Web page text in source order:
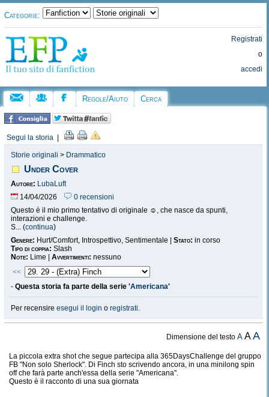
Categorie:
Registrati
o
accedi
Regole/Aiuto Cerca
Segui la storia
Storie originali > Drammatico
Under Cover
Autore: LubaLuft
14/04/2026
0 recensioni
Questo è il mio primo tentativo di originale ☺️, che nasce da spunti,
interazioni e challenge.
S... (continua)
Genere: Hurt/Comfort, Introspettivo, Sentimentale | Stato: in corso
Tipo di coppia: Slash
Note: Lime | Avvertimenti: nessuno
<<
- Questa storia fa parte della serie 'Americana'
Per recensire esegui il login o registrati.
Dimensione del testoA AA
La piccola extra shot che segue partecipa alla 365DaysChallenge del gruppo
FB "Non solo Sherlock". Di Finch sto scrivendo ancora, in una minilong spin
off che farà parte anch'essa della serie "Americana".
Questo è il racconto di una sua giornata